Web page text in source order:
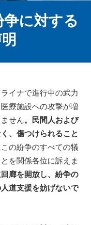
に対する
イナで進行中の武力
療施設への攻撃が増
せん。民間人および
、傷つけられること
の紛争のすべての犠
を関係各位に訴えま
廊を開放し、紛争の
道支援を妨げないで